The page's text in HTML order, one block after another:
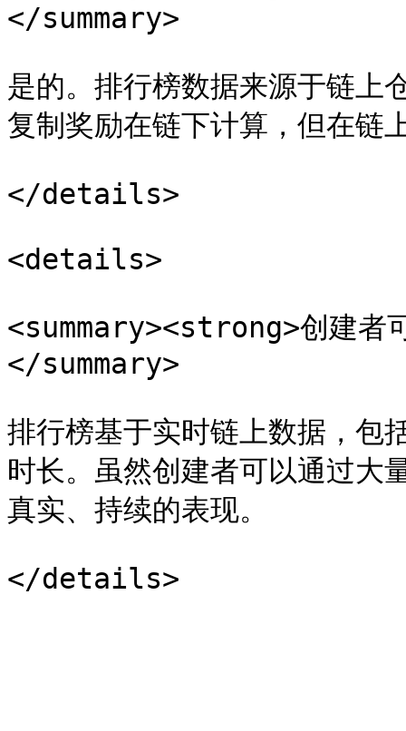
</summary>
是的。排行榜数据来源于链上
复制奖励在链下计算，但在链
</details>
<details>
<summary><strong>创建者
</summary>
排行榜基于实时链上数据，包
时长。虽然创建者可以通过大
真实、持续的表现。